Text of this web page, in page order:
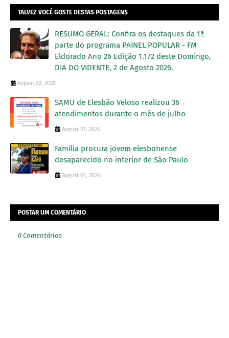
TALVEZ VOCÊ GOSTE DESTAS POSTAGENS
RESUMO GERAL: Confira os destaques da 1ª
parte do programa PAINEL POPULAR - FM
Eldorado Ano 26 Edição 1.172 deste Domingo,
DIA DO VIDENTE, 2 de Agosto 2026.
August 02, 2026
SAMU de Elesbão Veloso realizou 36
atendimentos durante o mês de julho
August 01, 2026
Família procura jovem elesbonense
desaparecido no interior de São Paulo
August 01, 2026
POSTAR UM COMENTÁRIO
0 Comentários